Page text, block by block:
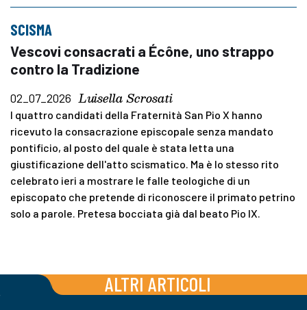
SCISMA
Vescovi consacrati a Écône, uno strappo
contro la Tradizione
02_07_2026 Luisella Scrosati
I quattro candidati della Fraternità San Pio X hanno
ricevuto la consacrazione episcopale senza mandato
pontificio, al posto del quale è stata letta una
giustificazione dell'atto scismatico. Ma è lo stesso rito
celebrato ieri a mostrare le falle teologiche di un
episcopato che pretende di riconoscere il primato petrino
solo a parole. Pretesa bocciata già dal beato Pio IX.
ALTRI ARTICOLI